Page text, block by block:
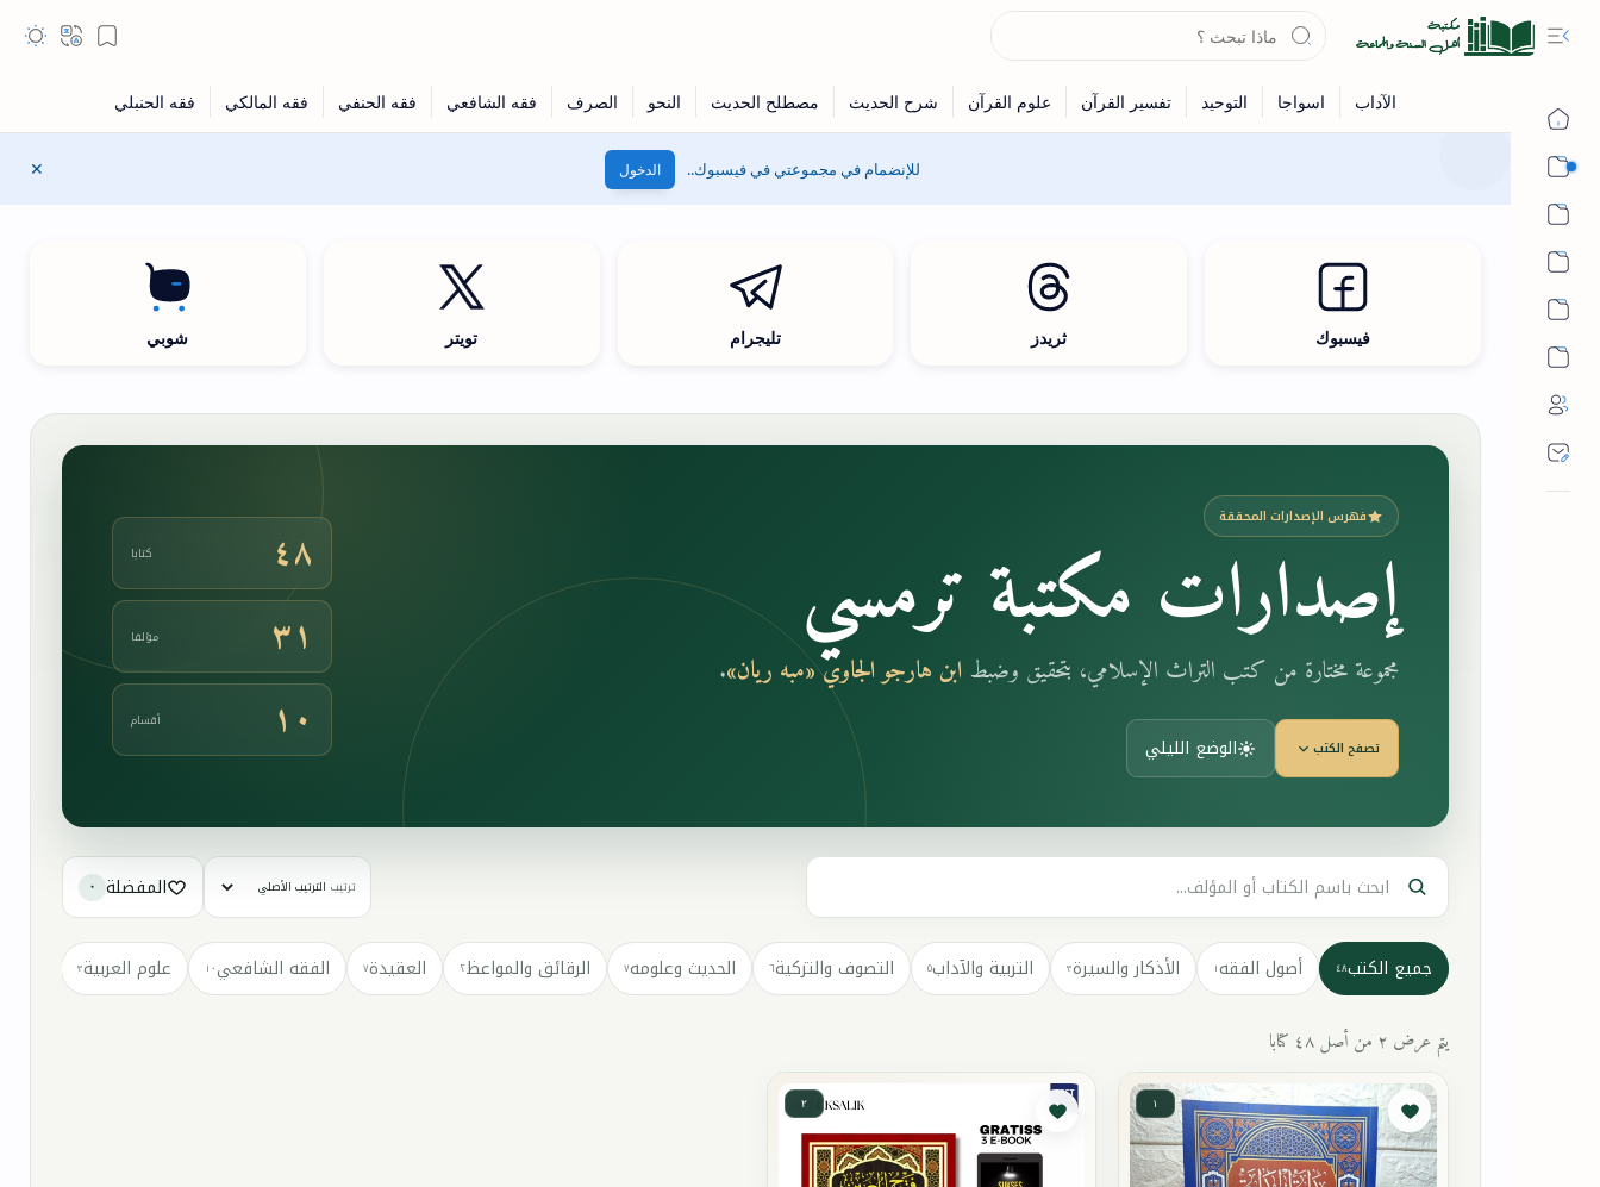
للإنضمام في مجموعتي في فيسبوك.. الدخول
فيسبوك ثريدز تليجرام تويتر شوبي
فهرس الإصدارات المحققة
إصدارات مكتبة ترمسي
مجموعة مختارة من كتب التراث الإسلامي، بتحقيق وضبط ابن هارجو الجاوي «مبه ريان».
تصفح الكتب الوضع الليلي
٤٨ كتابا
٣١ مؤلفا
١٠ أقسام
ترتيب المفضلة ٠
جميع الكتب٤٨ أصول الفقه١ الأذكار والسيرة٣ التربية والآداب٥ التصوف والتزكية٦ الحديث وعلومه٧ الرقائق والمواعظ٢ العقيدة٧ الفقه الشافعي١٠ علوم العربية٣
يتم عرض ٢ من أصل ٤٨ كتابا
١ ٢